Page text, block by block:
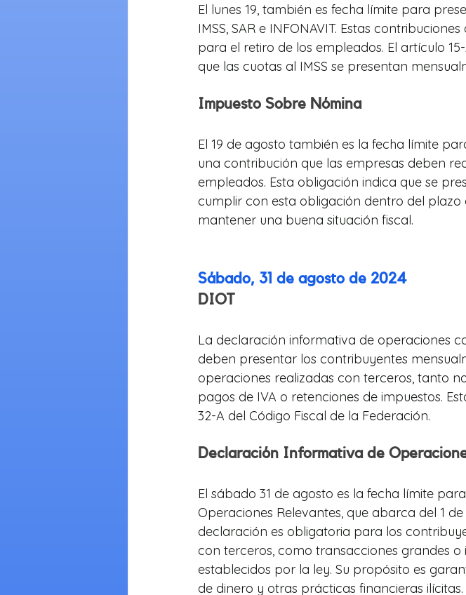
El lunes 19, también es fecha límite para
IMSS, SAR e INFONAVIT. Estas
para el retiro de los empleados. El artículo
que las cuotas al IMSS se presentan
Impuesto Sobre Nómina
El 19 de agosto también es la fecha límite
una contribución que las empresas deben
empleados. Esta obligación indica que se
cumplir con esta obligación dentro del
mantener una buena situación fiscal.
Sábado, 31 de agosto de 2024
DIOT
La declaración informativa de operaciones
deben presentar los contribuyentes
operaciones realizadas con terceros, tanto
pagos de IVA o retenciones de impuestos.
32-A del Código Fiscal de la Federación.
Declaración Informativa de
El sábado 31 de agosto es la fecha límite
Operaciones Relevantes, que abarca del 1
declaración es obligatoria para los
con terceros, como transacciones grandes
establecidos por la ley. Su propósito es
de dinero y otras prácticas financieras